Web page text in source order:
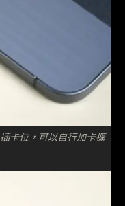
卡位，可以自行加卡擴